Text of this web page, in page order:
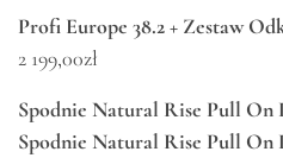
Profi Europe 38.2 + Zestaw
2 199,00zł
Spodnie Natural Rise Pull On
Spodnie Natural Rise Pull On